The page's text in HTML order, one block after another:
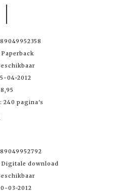
04-2012
240 pagina's
Digitale download
03-2012